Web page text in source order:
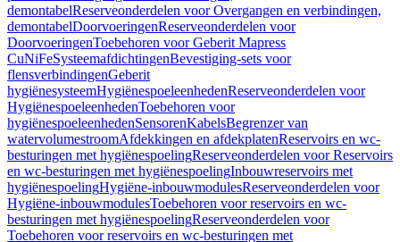
demontabelReserveonderdelen voor Overgangen en verbindingen,
demontabelDoorvoeringenReserveonderdelen voor
DoorvoeringenToebehoren voor Geberit Mapress
CuNiFeSysteemafdichtingenBevestiging-sets voor
flensverbindingenGeberit
hygiënesysteemHygiënespoeleenhedenReserveonderdelen voor
HygiënespoeleenhedenToebehoren voor
hygiënespoeleenhedenSensorenKabelsBegrenzer van
watervolumestroomAfdekkingen en afdekplatenReservoirs en wc-
besturingen met hygiënespoelingReserveonderdelen voor Reservoirs
en wc-besturingen met hygiënespoelingInbouwreservoirs met
hygiënespoelingHygiëne-inbouwmodulesReserveonderdelen voor
Hygiëne-inbouwmodulesToebehoren voor reservoirs en wc-
besturingen met hygiënespoelingReserveonderdelen voor
Toebehoren voor reservoirs en wc-besturingen met